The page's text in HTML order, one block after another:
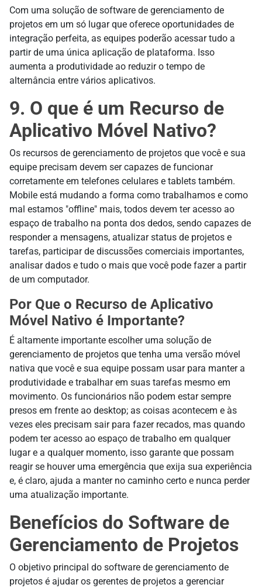
Com uma solução de software de gerenciamento de
projetos em um só lugar que oferece oportunidades de
integração perfeita, as equipes poderão acessar tudo a
partir de uma única aplicação de plataforma. Isso
aumenta a produtividade ao reduzir o tempo de
alternância entre vários aplicativos.
9. O que é um Recurso de
Aplicativo Móvel Nativo?
Os recursos de gerenciamento de projetos que você e sua
equipe precisam devem ser capazes de funcionar
corretamente em telefones celulares e tablets também.
Mobile está mudando a forma como trabalhamos e como
mal estamos "offline" mais, todos devem ter acesso ao
espaço de trabalho na ponta dos dedos, sendo capazes de
responder a mensagens, atualizar status de projetos e
tarefas, participar de discussões comerciais importantes,
analisar dados e tudo o mais que você pode fazer a partir
de um computador.
Por Que o Recurso de Aplicativo
Móvel Nativo é Importante?
É altamente importante escolher uma solução de
gerenciamento de projetos que tenha uma versão móvel
nativa que você e sua equipe possam usar para manter a
produtividade e trabalhar em suas tarefas mesmo em
movimento. Os funcionários não podem estar sempre
presos em frente ao desktop; as coisas acontecem e às
vezes eles precisam sair para fazer recados, mas quando
podem ter acesso ao espaço de trabalho em qualquer
lugar e a qualquer momento, isso garante que possam
reagir se houver uma emergência que exija sua experiência
e, é claro, ajuda a manter no caminho certo e nunca perder
uma atualização importante.
Benefícios do Software de
Gerenciamento de Projetos
O objetivo principal do software de gerenciamento de
projetos é ajudar os gerentes de projetos a gerenciar